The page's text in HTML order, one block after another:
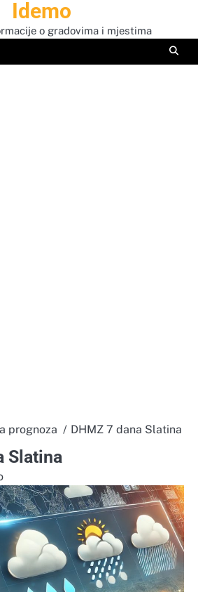
Idemo
o gradovima i mjestima
prognoza DHMZ 7 dana Slatina
Slatina